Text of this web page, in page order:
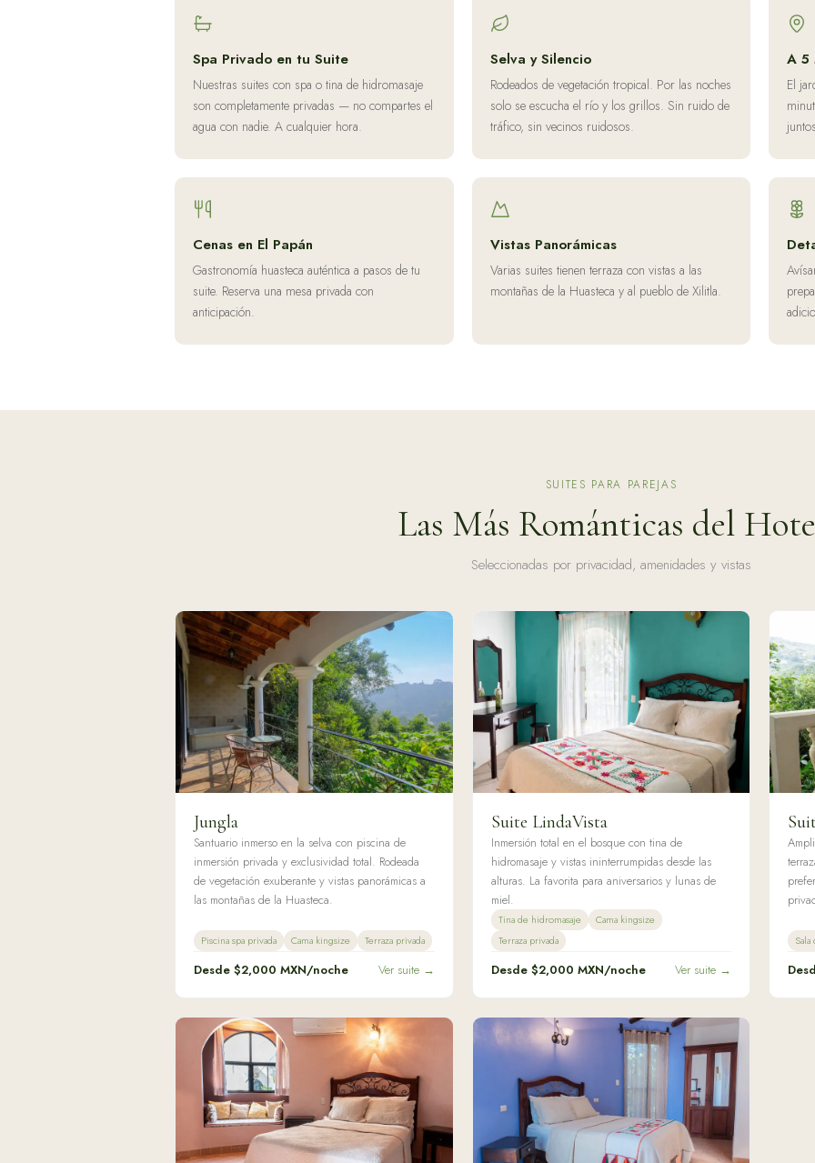
Spa Privado en tu Suite
Nuestras suites con spa o tina de hidromasaje
son completamente privadas — no compartes el
agua con nadie. A cualquier hora.
Selva y Silencio
Rodeados de vegetación tropical. Por las noches
solo se escucha el río y los grillos. Sin ruido de
tráfico, sin vecinos ruidosos.
A 5
El
Cenas en El Papán
Gastronomía huasteca auténtica a pasos de tu
suite. Reserva una mesa privada con
anticipación.
Vistas Panorámicas
Varias suites tienen terraza con vistas a las
montañas de la Huasteca y al pueblo de Xilitla.
SUITES PARA PAREJAS
Las Más Románticas del
Seleccionadas por privacidad, amenidades y vistas
Jungla
Santuario inmerso en la selva con piscina de
inmersión privada y exclusividad total. Rodeada
de vegetación exuberante y vistas panorámicas a
las montañas de la Huasteca.
Piscina spa privada Cama kingsize Terraza privada
Desde $2,000 MXN/noche Ver suite →
Suite LindaVista
Inmersión total en el bosque con tina de
hidromasaje y vistas ininterrumpidas desde las
alturas. La favorita para aniversarios y lunas de
miel.
Tina de hidromasaje
Cama kingsize
Terraza privada
Desde $2,000 MXN/noche Ver suite →